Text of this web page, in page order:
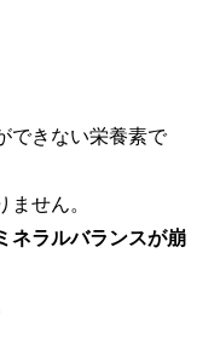
できない栄養素で
せん。
ネラルバランスが崩